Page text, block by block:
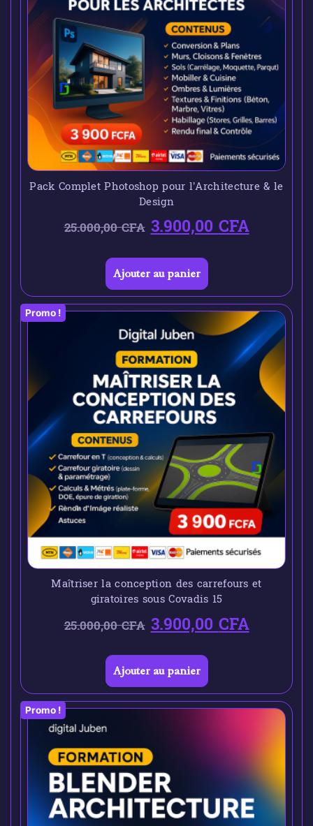
Pack Complet Photoshop pour l’Architecture & le
Design
25.000,00CFA 3.900,00CFA
Ajouter au panier
Promo !
Maîtriser la conception des carrefours et
giratoires sous Covadis 15
25.000,00CFA 3.900,00CFA
Ajouter au panier
Promo !